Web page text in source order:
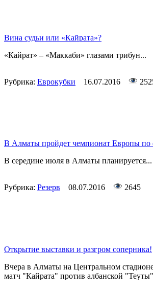
Вина судьи или «Кайрата»?
«Кайрат» – «Маккаби» глазами трибун...
Рубрика: Еврокубки 16.07.2016
В Алматы пройдет чемпионат Европы по
В середине июля в Алматы планируется...
Рубрика: Резерв 08.07.2016 2645
Открытие выставки и разгром соперника!
Вчера в Алматы на Центральном
матч "Кайрата" против албанской "Теуты"